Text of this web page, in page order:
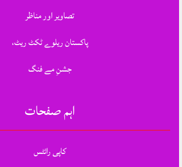
تصاویر اور مناظر
پاکستان ریلوے ٹکٹ ریٹ،
جشنِ مے فنگ
اہم صفحات
کاپی رائٹس